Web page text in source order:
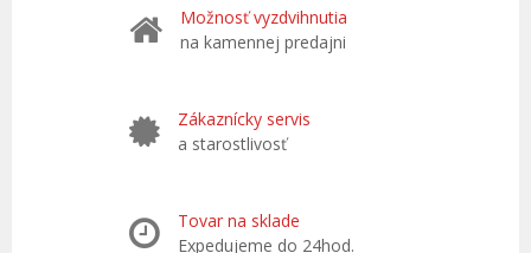
Možnosť vyzdvihnutia
na kamennej predajni
Zákaznícky servis
a starostlivosť
Tovar na sklade
Expedujeme do 24hod.